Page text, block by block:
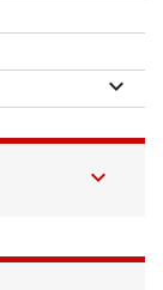
keyboard_arrow_down
